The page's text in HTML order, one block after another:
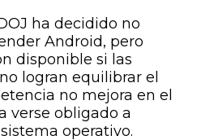
ha decidido no
Android, pero
disponible si las
logran equilibrar el
no mejora en el
verse obligado a
operativo.